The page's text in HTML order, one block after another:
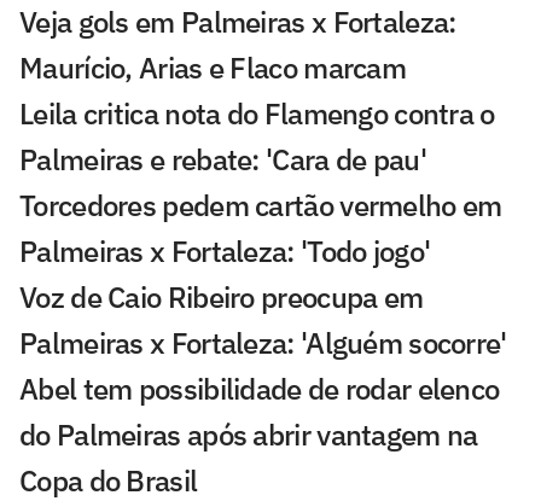
Veja gols em Palmeiras x Fortaleza:
Maurício, Arias e Flaco marcam
Leila critica nota do Flamengo contra o
Palmeiras e rebate: 'Cara de pau'
Torcedores pedem cartão vermelho em
Palmeiras x Fortaleza: 'Todo jogo'
Voz de Caio Ribeiro preocupa em
Palmeiras x Fortaleza: 'Alguém socorre'
Abel tem possibilidade de rodar elenco
do Palmeiras após abrir vantagem na
Copa do Brasil